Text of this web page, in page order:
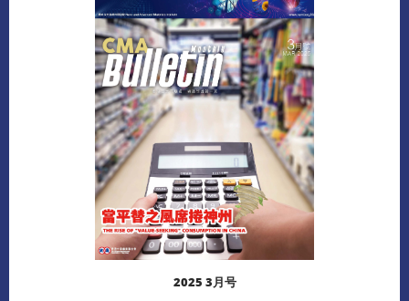
阅读更多
下载
2025 3月号